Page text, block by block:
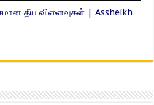
தீய விளைவுகள் | Assheikh